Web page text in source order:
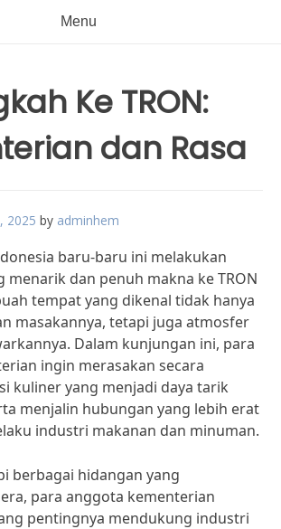
Menu
Ke TRON:
dan Rasa
2025 by adminhem
baru-baru ini melakukan
menarik dan penuh makna ke TRON
tempat yang dikenal tidak hanya
masakannya, tetapi juga atmosfer
Dalam kunjungan ini, para
ingin merasakan secara
kuliner yang menjadi daya tarik
menjalin hubungan yang lebih erat
industri makanan dan minuman.
berbagai hidangan yang
para anggota kementerian
pentingnya mendukung industri